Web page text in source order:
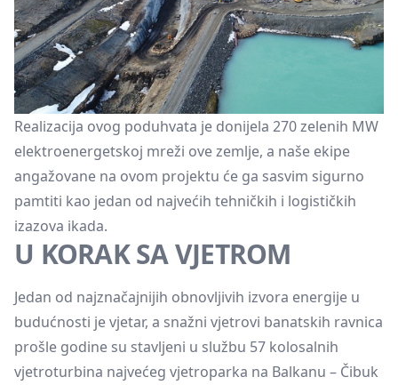
Realizacija ovog poduhvata je donijela 270 zelenih MW
elektroenergetskoj mreži ove zemlje, a naše ekipe
angažovane na ovom projektu će ga sasvim sigurno
pamtiti kao jedan od najvećih tehničkih i logističkih
izazova ikada.
U KORAK SA VJETROM
Jedan od najznačajnijih obnovljivih izvora energije u
budućnosti je vjetar, a snažni vjetrovi banatskih ravnica
prošle godine su stavljeni u službu 57 kolosalnih
vjetroturbina najvećeg vjetroparka na Balkanu – Čibuk